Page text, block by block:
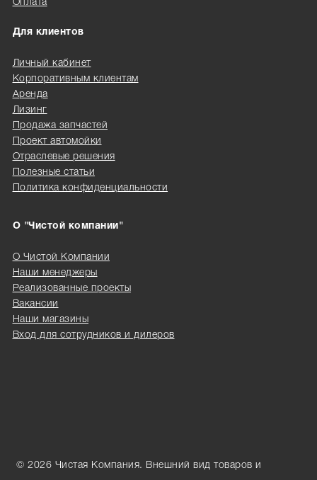
Оплата
Для клиентов
Личный кабинет
Корпоративным клиентам
Аренда
Лизинг
Продажа запчастей
Проект автомойки
Отраслевые решения
Полезные статьи
Политика конфиденциальности
О "Чистой компании"
О Чистой Компании
Наши менеджеры
Реализованные проекты
Вакансии
Наши магазины
Вход для сотрудников и дилеров
© 2026 Чистая Компания. Внешний вид товаров и